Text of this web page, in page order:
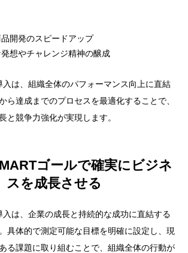
開発のスピードアップ
想やチャレンジ精神の醸成
は、組織全体のパフォーマンス向上に直結
ら達成までのプロセスを最適化することで、
と競争力強化が実現します。
ゴールで確実にビジネ
スを成長させる
は、企業の成長と持続的な成功に直結する
具体的で測定可能な目標を明確に設定し、現
る課題に取り組むことで、組織全体の行動が